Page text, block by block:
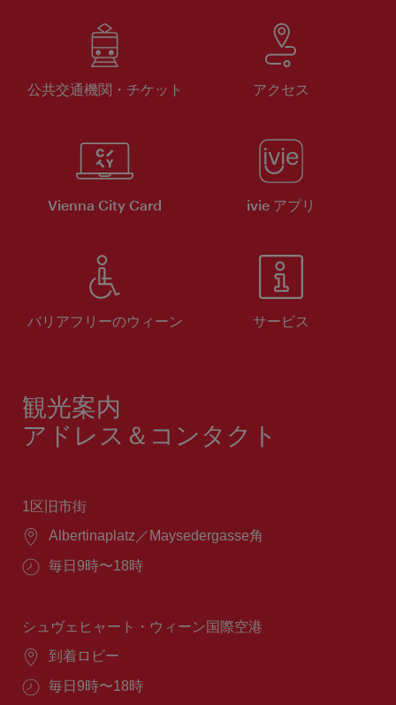
公共交通機関・チケット アクセス
Vienna City Card ivie アプリ
バリアフリーのウィーン サービス
観光案内
アドレス＆コンタクト
1区旧市街
場
Albertinaplatz／Maysedergasse角
営
間：
毎日9時〜18時
シュヴェヒャート・ウィーン国際空港
場
到着ロビー
営
毎日9時〜18時